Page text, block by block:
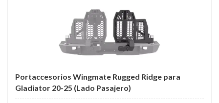
Portaccesorios Wingmate Rugged Ridge para
Gladiator 20-25 (Lado Pasajero)